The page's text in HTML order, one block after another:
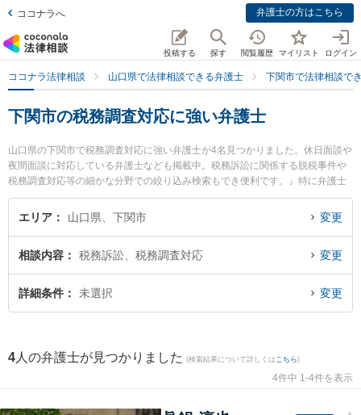
ココナラへ 弁護士の方はこちら
投稿する 探す 閲覧履歴 マイリスト ログイン
ココナラ法律相談 山口県で法律相談できる弁護士 下関市で法律相談で
下関市の税務調査対応に強い弁護士
山口県の下関市で税務調査対応に強い弁護士が4名見つかりました。休日面談や
夜間面談に対応している弁護士なども掲載中。税務訴訟に関係する脱税事件や
税務調査対応等の細かな分野での絞り込み検索もでき便利です。』特に弁護士
法人ＯＮＥ 下関オフィスの三島 大樹弁護士や弁護士法人ＯＮＥ 下関オフィス
の津田 清彦弁護士、弁護士法人ＯＮＥ 本社オフィスの大賀 一慶弁護士のプロ
務調査対応のトラブル解決の実績豊富な近くの弁護士を検索したい』『初回相
談無料で税務調査対応を法律相談できる下関市内の弁護士に相談予約したい』
などでお困りの相談者さんにおすすめです。
エリア 山口県、下関市 変更
相談内容 税務訴訟、税務調査対応 変更
詳細条件 未選択 変更
4 人の弁護士が見つかりました (検索結果について詳しくは こちら)
4件中 1-4件を表示